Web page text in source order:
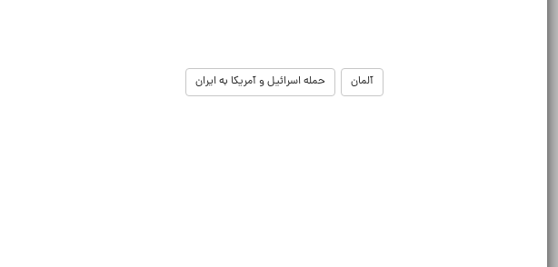
آلمان حمله اسرائیل و آمریکا به ایران